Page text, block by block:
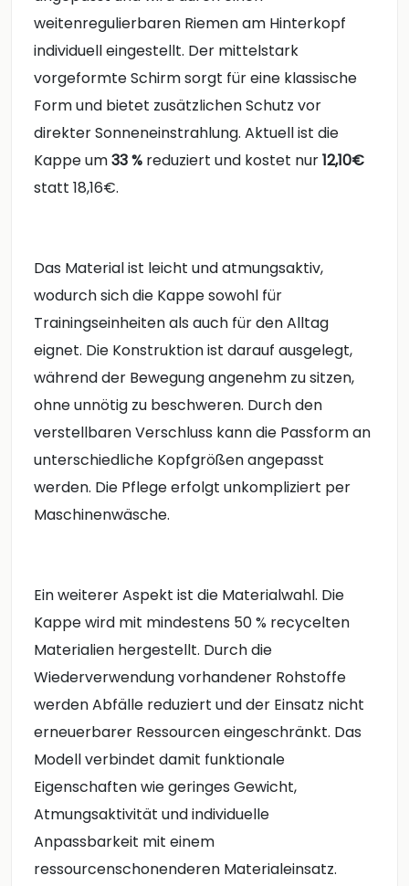
weitenregulierbaren Riemen am Hinterkopf
individuell eingestellt. Der mittelstark
vorgeformte Schirm sorgt für eine klassische
Form und bietet zusätzlichen Schutz vor
direkter Sonneneinstrahlung. Aktuell ist die
Kappe um33 % reduziert und kostet nur12,10€
statt 18,16€.
Das Material ist leicht und atmungsaktiv,
wodurch sich die Kappe sowohl für
Trainingseinheiten als auch für den Alltag
eignet. Die Konstruktion ist darauf ausgelegt,
während der Bewegung angenehm zu sitzen,
ohne unnötig zu beschweren. Durch den
verstellbaren Verschluss kann die Passform an
unterschiedliche Kopfgrößen angepasst
werden. Die Pflege erfolgt unkompliziert per
Maschinenwäsche.
Ein weiterer Aspekt ist die Materialwahl. Die
Kappe wird mit mindestens 50 % recycelten
Materialien hergestellt. Durch die
Wiederverwendung vorhandener Rohstoffe
werden Abfälle reduziert und der Einsatz nicht
erneuerbarer Ressourcen eingeschränkt. Das
Modell verbindet damit funktionale
Eigenschaften wie geringes Gewicht,
Atmungsaktivität und individuelle
Anpassbarkeit mit einem
ressourcenschonenderen Materialeinsatz.